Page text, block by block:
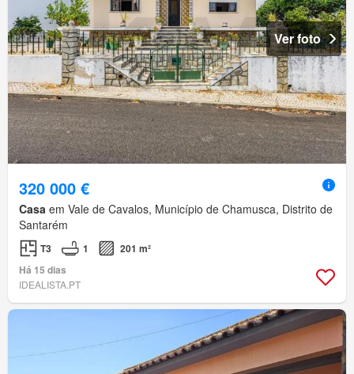
Ver foto
320 000 €
Casa em Vale de Cavalos, Município de Chamusca, Distrito de
Santarém
T3 1
201 m²
Há 15 dias
IDEALISTA.PT